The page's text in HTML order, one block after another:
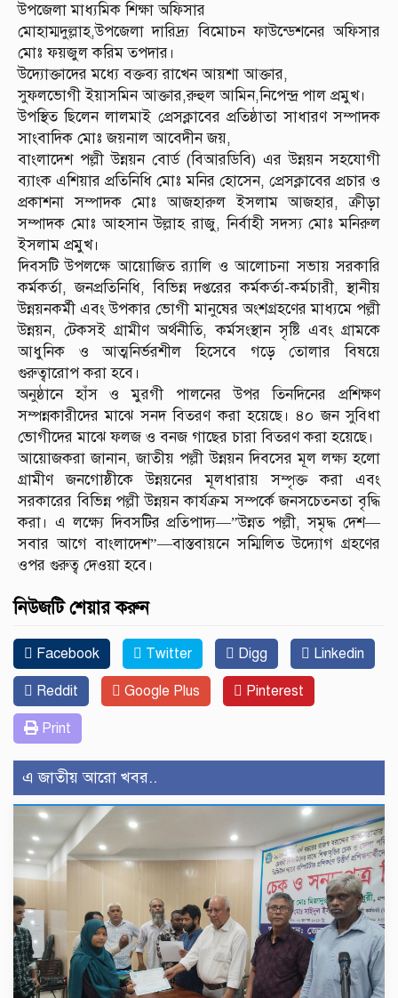
উপজেলা মাধ্যমিক শিক্ষা অফিসার
মোহাম্মদুল্লাহ,উপজেলা দারিদ্র্য বিমোচন ফাউন্ডেশনের অফিসার
মোঃ ফয়জুল করিম তপদার।
উদ্যোক্তাদের মধ্যে বক্তব্য রাখেন আয়শা আক্তার,
সুফলভোগী ইয়াসমিন আক্তার,রুহুল আমিন,নিপেন্দ্র‍ পাল প্রমুখ।
উপস্থিত ছিলেন লালমাই প্রেসক্লাবের প্রতিষ্ঠাতা সাধারণ সম্পাদক
সাংবাদিক মোঃ জয়নাল আবেদীন জয়,
বাংলাদেশ পল্লী উন্নয়ন বোর্ড (বিআরডিবি) এর উন্নয়ন সহযোগী
ব্যাংক এশিয়ার প্রতিনিধি মোঃ মনির হোসেন, প্রেসক্লাবের প্রচার ও
প্রকাশনা সম্পাদক মোঃ আজহারুল ইসলাম আজহার, ক্র‍ীড়া
সম্পাদক মোঃ আহসান উল্লাহ রাজু, নির্বাহী সদস্য মোঃ মনিরুল
ইসলাম প্রমুখ।
দিবসটি উপলক্ষে আয়োজিত র‍্যালি ও আলোচনা সভায় সরকারি
কর্মকর্তা, জনপ্রতিনিধি, বিভিন্ন দপ্তরের কর্মকর্তা-কর্মচারী, স্থানীয়
উন্নয়নকর্মী এবং উপকার ভোগী মানুষের অংশগ্রহণের মাধ্যমে পল্লী
উন্নয়ন, টেকসই গ্রামীণ অর্থনীতি, কর্মসংস্থান সৃষ্টি এবং গ্রামকে
আধুনিক ও আত্মনির্ভরশীল হিসেবে গড়ে তোলার বিষয়ে
গুরুত্বারোপ করা হবে।
অনুষ্ঠানে হাঁস ও মুরগী পালনের উপর তিনদিনের প্রশিক্ষণ
সম্পন্নকারীদের মাঝে সনদ বিতরণ করা হয়েছে। ৪০ জন সুবিধা
ভোগীদের মাঝে ফলজ ও বনজ গাছের চারা বিতরণ করা হয়েছে।
আয়োজকরা জানান, জাতীয় পল্লী উন্নয়ন দিবসের মূল লক্ষ্য হলো
গ্রামীণ জনগোষ্ঠীকে উন্নয়নের মূলধারায় সম্পৃক্ত করা এবং
সরকারের বিভিন্ন পল্লী উন্নয়ন কার্যক্রম সম্পর্কে জনসচেতনতা বৃদ্ধি
করা। এ লক্ষ্যে দিবসটির প্রতিপাদ্য—”উন্নত পল্লী, সমৃদ্ধ দেশ—
সবার আগে বাংলাদেশ”—বাস্তবায়নে সম্মিলিত উদ্যোগ গ্রহণের
ওপর গুরুত্ব দেওয়া হবে।
নিউজটি শেয়ার করুন
Facebook Twitter Digg Linkedin
Reddit Google Plus Pinterest
Print
এ জাতীয় আরো খবর..